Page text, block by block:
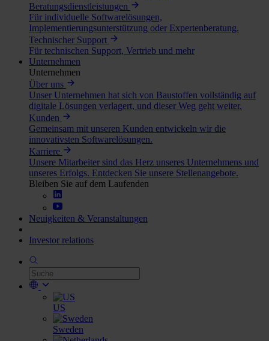
Beratungsdienstleistungen
Für individuelle Softwarelösungen,
Implementierungsunterstützung oder Expertenberatung.
Technischer Support
Für technischen Support, Vertrieb und mehr
Unternehmen
Unternehmen
Über uns
Unser Unternehmen hat sich von Baustoffen vollständig auf
digitale Lösungen verlagert, und dieser Weg geht weiter.
Kunden
Gemeinsam mit unseren Kunden entwickeln wir die
innovativsten Softwarelösungen.
Karriere
Unsere Mitarbeiter sind das Herz unseres Unternehmens und
unseres Erfolgs. Entdecken Sie unsere Stellenangebote.
Bleiben Sie auf dem Laufenden
Neuigkeiten & Veranstaltungen
Investor relations
US
Sweden